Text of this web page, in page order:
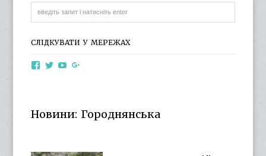
СЛІДКУВАТИ У МЕРЕЖАХ
ViewViewView
YouTube
Новини: Городнянська